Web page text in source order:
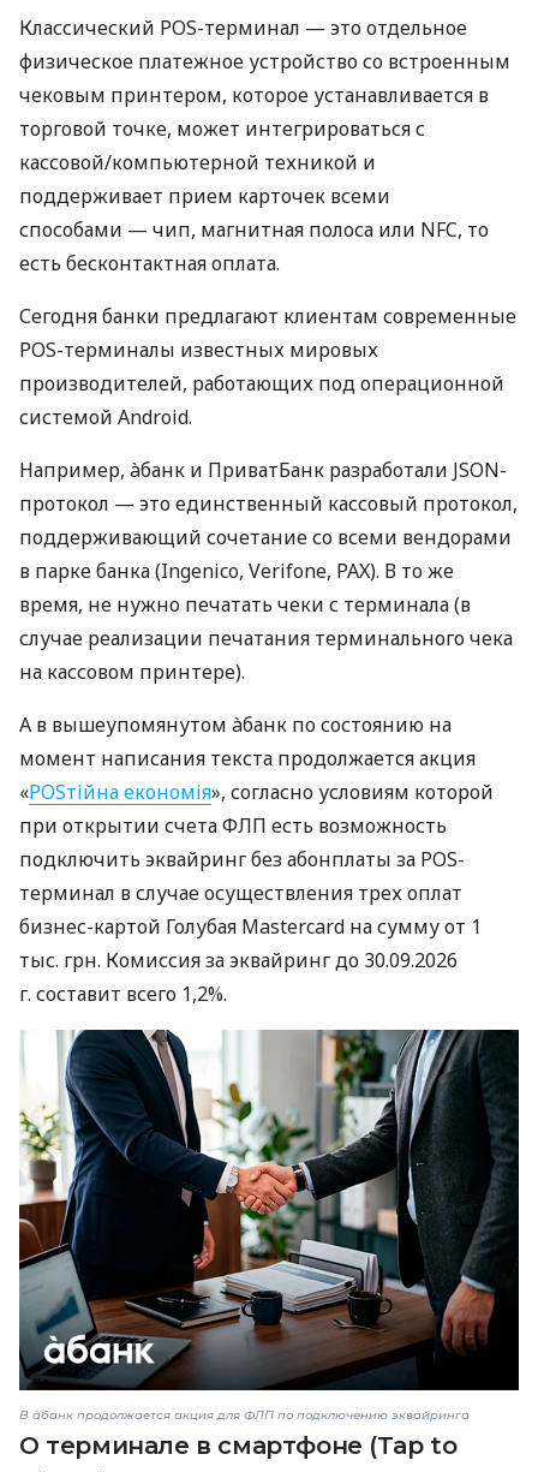
Классический POS-терминал — это отдельное
физическое платежное устройство со встроенным
чековым принтером, которое устанавливается в
торговой точке, может интегрироваться с
кассовой/компьютерной техникой и
поддерживает прием карточек всеми
способами — чип, магнитная полоса или NFC, то
есть бесконтактная оплата.
Сегодня банки предлагают клиентам современные
POS-терминалы известных мировых
производителей, работающих под операционной
системой Android.
Например, àбанк и ПриватБанк разработали JSON-
протокол — это единственный кассовый протокол,
поддерживающий сочетание со всеми вендорами
в парке банка (Ingenico, Verifone, PAX). В то же
время, не нужно печатать чеки с терминала (в
случае реализации печатания терминального чека
на кассовом принтере).
А в вышеупомянутом àбанк по состоянию на
момент написания текста продолжается акция
«POSтійна економія», согласно условиям которой
при открытии счета ФЛП есть возможность
подключить эквайринг без абонплаты за POS-
терминал в случае осуществления трех оплат
бизнес-картой Голубая Mastercard на сумму от 1
тыс. грн. Комиссия за эквайринг до 30.09.2026
г. составит всего 1,2%.
В àбанк продолжается акция для ФЛП по подключению эквайринга
О терминале в смартфоне (Tap to